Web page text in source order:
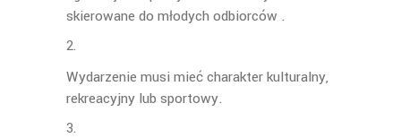
skierowane do młodych odbiorców .
Wydarzenie musi mieć charakter kulturalny,
rekreacyjny lub sportowy.